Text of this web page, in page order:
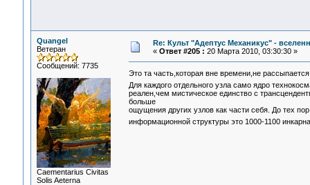
Quangel
Ветеран
Сообщений: 7735
Сaementarius Civitas
Solis Aeterna
Re: Культ "Адептус Механикус" -
« Ответ #205 : 20 Марта 2010, 03:30:30 »
Это та часть,которая вне времени,не
Для каждого отдельного узла само ядро
реален,чем мистическое единство с
больше
ощущения других узлов как части себя. До тех
информационной структуры это 1000-1100